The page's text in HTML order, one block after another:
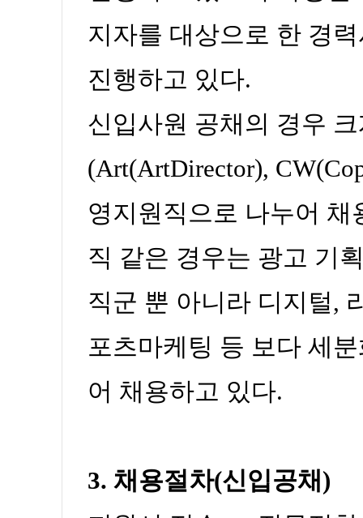
지자를 대상으로 한 경
진행하고 있다.
신입사원 공채의 경우
(Art(ArtDirector),
영지원직으로 나누어 채
직 같은 경우는 광고 기
직군 뿐 아니라 디지털,
포츠마케팅 등 보다 세
어 채용하고 있다.
3. 채용절차(신입공채)